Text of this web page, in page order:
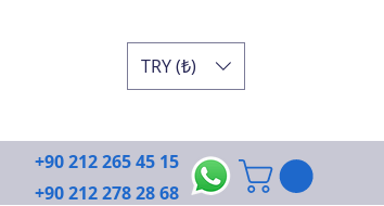
TRY (₺)
+90 212 265 45 15
+90 212 278 28 68